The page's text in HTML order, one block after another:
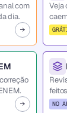
com
dia.
Veja
NO